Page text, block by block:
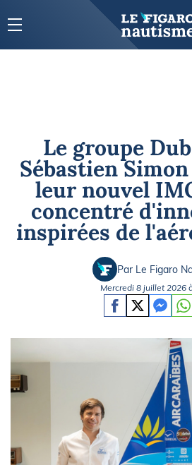
Le groupe
Sébastien
leur nouvel
concentré
inspirées de
Par Le Figaro
Mercredi 8 juillet 2026